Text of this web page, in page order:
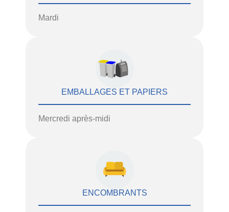
Mardi
EMBALLAGES ET PAPIERS
Mercredi après-midi
ENCOMBRANTS